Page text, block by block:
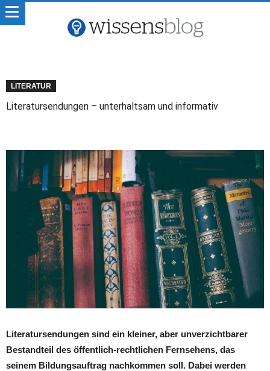
LITERATUR
Literatursendungen – unterhaltsam und informativ
Literatursendungen sind ein kleiner, aber unverzichtbarer
Bestandteil des öffentlich-rechtlichen Fernsehens, das
seinem Bildungsauftrag nachkommen soll. Dabei werden